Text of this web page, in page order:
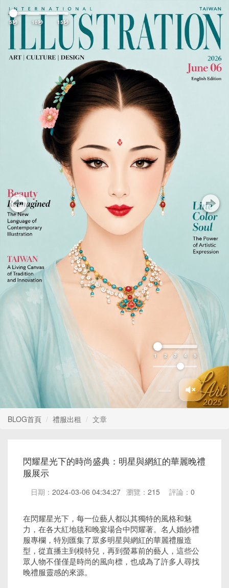
Previous
1 2 3 4 5
5秒 10秒 15秒
BLOG首頁 禮服出租 文章
閃耀星光下的時尚盛典：明星與網紅的華麗晚禮
服展示
日期： 2024-03-06 04:34:27 瀏覽： 215 評論： 0
在閃耀星光下，每一位藝人都以其獨特的風格和魅
力，在各大紅地毯和晚宴場合中閃耀著。名人婚紗禮
服專欄，特別匯集了眾多明星與網紅的華麗禮服造
型，從直播主到模特兒，再到螢幕前的藝人，這些公
眾人物不僅僅是時尚的風向標，也成為了許多人尋找
晚禮服靈感的來源。